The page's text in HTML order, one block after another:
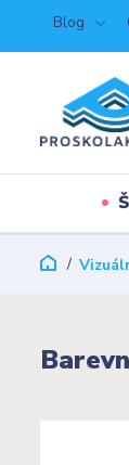
Blog